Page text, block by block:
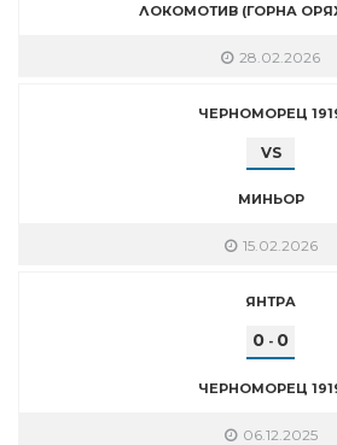
ЛОКОМОТИВ (ГОРНА
28.02.2026
ЧЕРНОМОРЕЦ
VS
МИНЬОР
15.02.2026
ЯНТРА
0 - 0
ЧЕРНОМОРЕЦ
06.12.2025